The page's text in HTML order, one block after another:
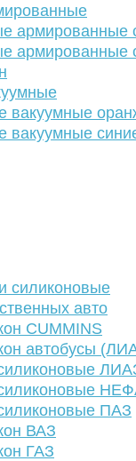
армированные
армированные
вакуумные
вакуумные
силиконовые
авто
CUMMINS
автобусы
ПАЗ
ВАЗ
ГАЗ